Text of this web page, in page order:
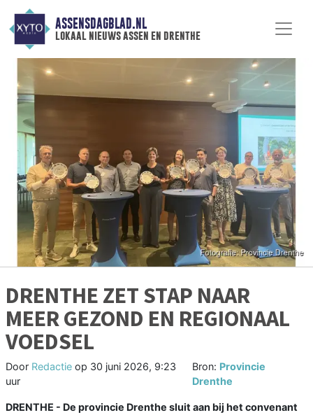
ASSENSDAGBLAD.NL
lokaal nieuws assen en drenthe
DRENTHE ZET STAP NAAR
MEER GEZOND EN REGIONAAL
VOEDSEL
Door Redactie op 30 juni 2026, 9:23
uur
Bron: Provincie
Drenthe
DRENTHE - De provincie Drenthe sluit aan bij het convenant